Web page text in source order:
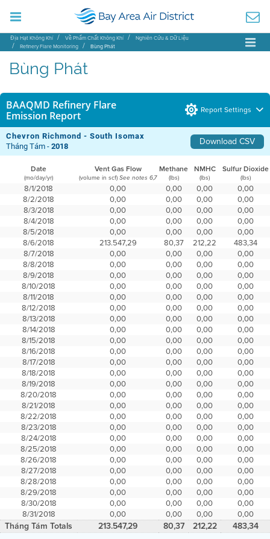
Địa Hạt Không Khí Về Phẩm Chất Không Khí
Nghiên Cứu & Dữ Liệu
Refinery Flare Monitoring
Bùng Phát
Bùng Phát
BAAQMD Refinery Flare
Emission Report
Report Settings
Chevron Richmond - South Isomax Download CSV
Tháng Tám -2018
Date Vent Gas Flow Methane NMHC Sulfur Dioxide
(mo/day/yr) (volume in scf) See notes 6,7 (lbs) (lbs) (lbs)
8/1/2018 0,00 0,00 0,00
0,00
8/2/2018
0,00 0,00 0,00
0,00
8/3/2018
0,00 0,00 0,00
0,00
8/4/2018
0,00 0,00 0,00
0,00
8/5/2018
0,00 0,00 0,00
0,00
8/6/2018
213.547,29 80,37 212,22
483,34
8/7/2018
0,00 0,00 0,00
0,00
8/8/2018
0,00 0,00 0,00
0,00
8/9/2018
0,00 0,00 0,00
0,00
8/10/2018
0,00 0,00 0,00
0,00
8/11/2018
0,00 0,00 0,00
0,00
8/12/2018
0,00 0,00 0,00
0,00
8/13/2018
0,00 0,00 0,00
0,00
8/14/2018
0,00 0,00 0,00
0,00
8/15/2018
0,00 0,00 0,00
0,00
8/16/2018
0,00 0,00 0,00
0,00
8/17/2018
0,00 0,00 0,00
0,00
8/18/2018
0,00 0,00 0,00
0,00
8/19/2018
0,00 0,00 0,00
0,00
8/20/2018
0,00 0,00 0,00
0,00
8/21/2018
0,00 0,00 0,00
0,00
8/22/2018
0,00 0,00 0,00
0,00
8/23/2018
0,00 0,00 0,00
0,00
8/24/2018
0,00 0,00 0,00
0,00
8/25/2018
0,00 0,00 0,00
0,00
8/26/2018
0,00 0,00 0,00
0,00
8/27/2018
0,00 0,00 0,00
0,00
8/28/2018
0,00 0,00 0,00
0,00
8/29/2018
0,00 0,00 0,00
0,00
8/30/2018
0,00 0,00 0,00
0,00
8/31/2018
0,00 0,00 0,00 0,00
Tháng Tám Totals 213.547,29 80,37 212,22 483,34